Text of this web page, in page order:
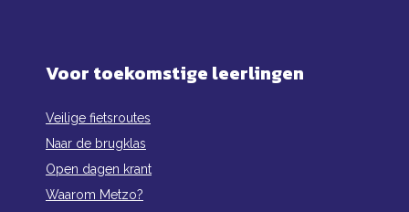
Voor toekomstige leerlingen
Veilige fietsroutes
Naar de brugklas
Open dagen krant
Waarom Metzo?